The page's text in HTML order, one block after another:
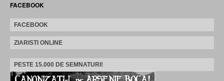
FACEBOOK
FACEBOOK
ZIARISTI ONLINE
PESTE 15.000 DE SEMNATURI!